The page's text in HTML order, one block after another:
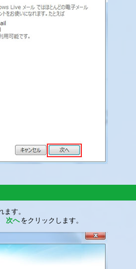
す。
次へ をクリックします。